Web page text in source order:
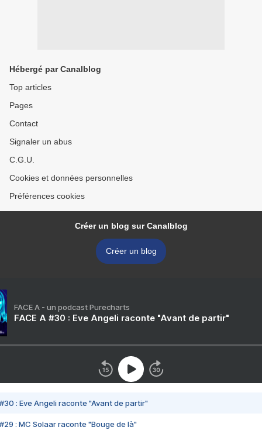
Hébergé par Canalblog
Top articles
Pages
Contact
Signaler un abus
C.G.U.
Cookies et données personnelles
Préférences cookies
Créer un blog sur Canalblog
Créer un blog
FACE A - un podcast Purecharts
FACE A #30 : Eve Angeli raconte "Avant de partir"
#30 : Eve Angeli raconte "Avant de partir"
#29 : MC Solaar raconte "Bouge de là"